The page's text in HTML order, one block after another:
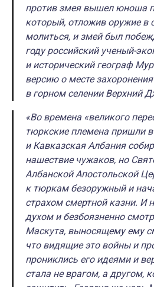
против змея вышел юноша
который, отложив оружие в
молиться, и змей был
году российский ученый-
и исторический географ
версию о месте
в горном селении Верхний
«Во времена «великого
тюркские племена пришли
и Кавказская Албания
нашествие чужаков, но
Албанской Апостольской
к тюркам безоружный и
страхом смертной казни. И
духом и безбоязненно
Маскута, выносящему ему
что видящие это войны и
прониклись его идеями и
стала не врагом, а другом,